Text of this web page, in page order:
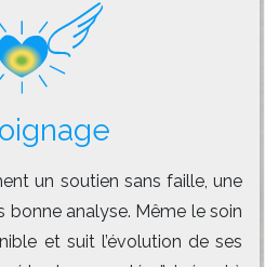
un soutien sans faille, une
analyse. Même le soin
et suit l’évolution de ses